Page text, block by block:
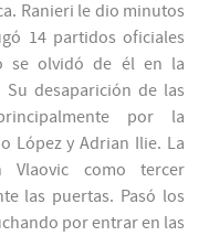
Ranieri le dio minutos
14 partidos oficiales
se olvidó de él en la
desaparición de las
por la
López y Adrian Ilie. La
Vlaovic como tercer
las puertas. Pasó los
por entrar en las